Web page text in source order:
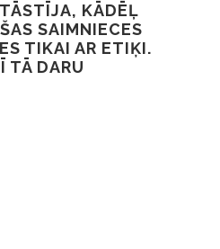
KĀDĒĻ
SAIMNIECES
TIKAI AR ETIĶI.
TĀ DARU